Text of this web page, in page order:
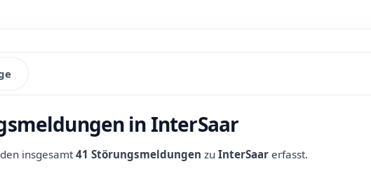
in InterSaar
insgesamt41 Störungsmeldungen zu InterSaar erfasst.